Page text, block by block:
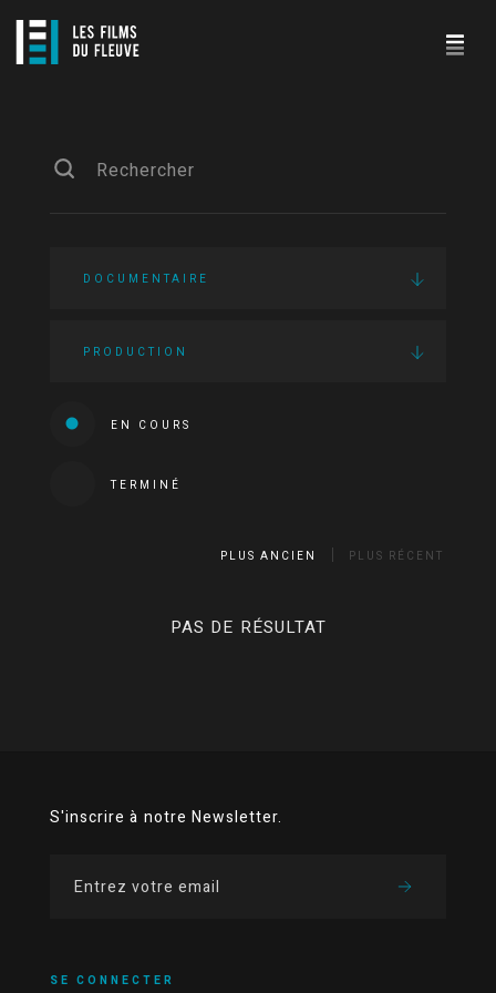
DOCUMENTAIRE
PRODUCTION
EN COURS
TERMINÉ
PLUS ANCIEN PLUS RÉCENT
PAS DE RÉSULTAT
S'inscrire à notre Newsletter.
SE CONNECTER